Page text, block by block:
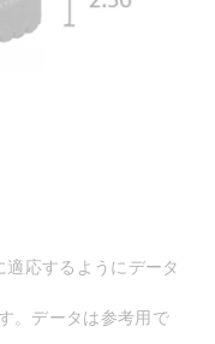
応するようにデータ
。データは参考用で